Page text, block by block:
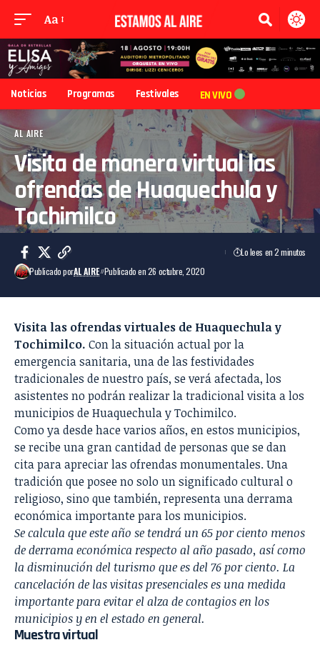
Aa
Noticias Programas Festivales EN VIVO
AL AIRE
Visita de manera virtual las
ofrendas de Huaquechula y
Tochimilco
Publicado porAL AIRE Publicado en 26 octubre, 2020
Lo lees en 2 minutos
Visita las ofrendas virtuales de Huaquechula y
Tochimilco. Con la situación actual por la
emergencia sanitaria, una de las festividades
tradicionales de nuestro país, se verá afectada, los
asistentes no podrán realizar la tradicional visita a los
municipios de Huaquechula y Tochimilco.
Como ya desde hace varios años, en estos municipios,
se recibe una gran cantidad de personas que se dan
cita para apreciar las ofrendas monumentales. Una
tradición que posee no solo un significado cultural o
religioso, sino que también, representa una derrama
económica importante para los municipios.
Se calcula que este año se tendrá un 65 por ciento menos
de derrama económica respecto al año pasado, así como
la disminución del turismo que es del 76 por ciento. La
cancelación de las visitas presenciales es una medida
importante para evitar el alza de contagios en los
municipios y en el estado en general.
Muestra virtual